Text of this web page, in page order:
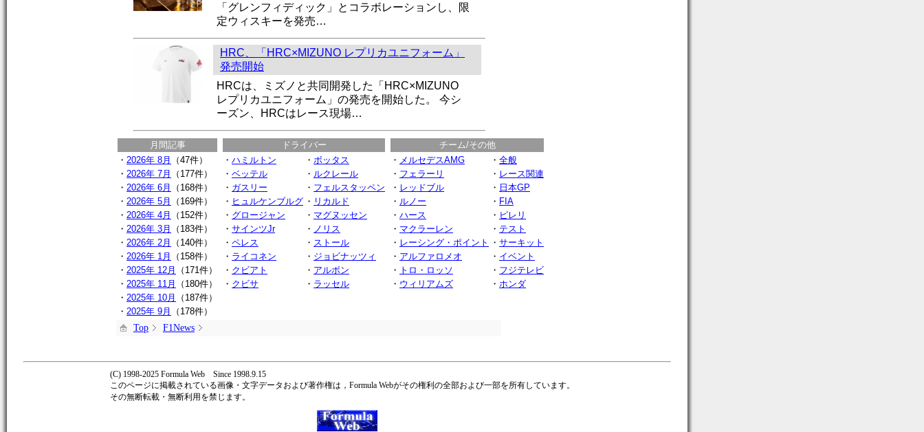
「グレンフィディック」とコラボレーションし、限
定ウィスキーを発売…
HRC、「HRC×MIZUNO レプリカユニフォーム」
発売開始
HRCは、ミズノと共同開発した「HRC×MIZUNO
レプリカユニフォーム」の発売を開始した。 今シ
ーズン、HRCはレース現場…
月間記事 ドライバー
チーム/その他
・ 2026年 8月
（47件）
・ 2026年 7月
（177件）
・ 2026年 6月
（168件）
・ 2026年 5月
（169件）
・ 2026年 4月
（152件）
・ 2026年 3月
（183件）
・ 2026年 2月
（140件）
・ 2026年 1月
（158件）
・ 2025年 12月
（171件）
・ 2025年 11月
（180件）
・ 2025年 10月
（187件）
・ 2025年 9月 （178件）
・ ハミルトン
・ ベッテル
・ ガスリー
・ ヒュルケンブルグ
・ グロージャン
・ サインツJr
・ ペレス
・ ライコネン
・ クビアト
・ クビサ
・ ボッタス
・ ルクレール
・ フェルスタッペン
・ リカルド
・ マグヌッセン
・ ノリス
・ ストール
・ ジョビナッツィ
・ アルボン
・ ラッセル
・ メルセデスAMG
・ フェラーリ
・ レッドブル
・ ルノー
・ ハース
・ マクラーレン
・ レーシング・ポイント
・ アルファロメオ
・ トロ・ロッソ
・ ウィリアムズ
・ 全般
・ レース関連
・ 日本GP
・ FIA
・ ピレリ
・ テスト
・ サーキット
・ イベント
・ フジテレビ
・ ホンダ
Top F1News
(C) 1998-2025 Formula Web Since 1998.9.15
このページに掲載されている画像・文字データおよび著作権は，Formula Webがその権利の全部および一部を所有しています。
その無断転載・無断利用を禁じます。